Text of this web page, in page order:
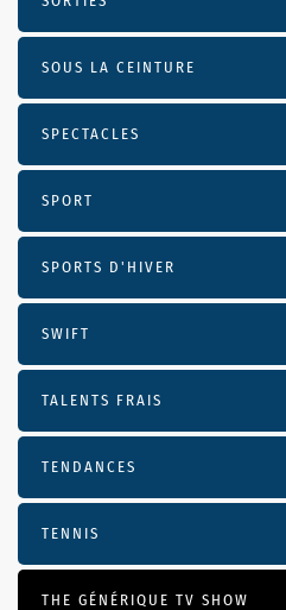
SOUS LA CEINTURE
SPECTACLES
SPORT
SPORTS D'HIVER
SWIFT
TALENTS FRAIS
TENDANCES
TENNIS
THE GÉNÉRIQUE TV SHOW